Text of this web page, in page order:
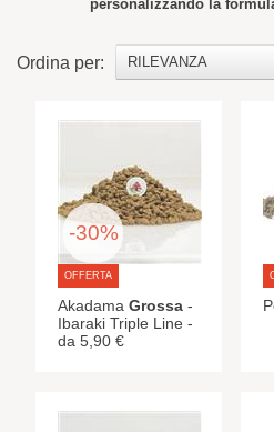
personalizzando la
Ordina per: RILEVANZA
OFFERTA
-30%
Akadama Grossa -
Ibaraki Triple Line -
da 5,90 €